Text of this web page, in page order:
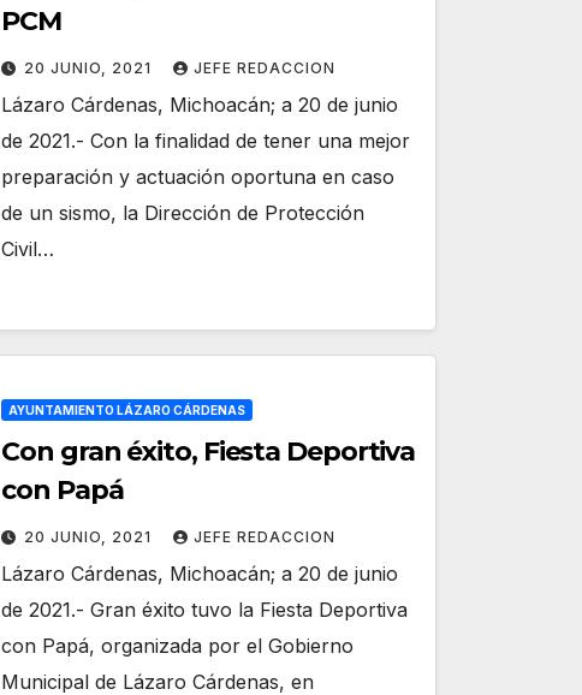
PCM
20 JUNIO, 2021 JEFE REDACCION
Lázaro Cárdenas, Michoacán; a 20 de junio
de 2021.- Con la finalidad de tener una mejor
preparación y actuación oportuna en caso
de un sismo, la Dirección de Protección
Civil…
AYUNTAMIENTO LÁZARO CÁRDENAS
Con gran éxito, Fiesta Deportiva
con Papá
20 JUNIO, 2021 JEFE REDACCION
Lázaro Cárdenas, Michoacán; a 20 de junio
de 2021.- Gran éxito tuvo la Fiesta Deportiva
con Papá, organizada por el Gobierno
Municipal de Lázaro Cárdenas, en